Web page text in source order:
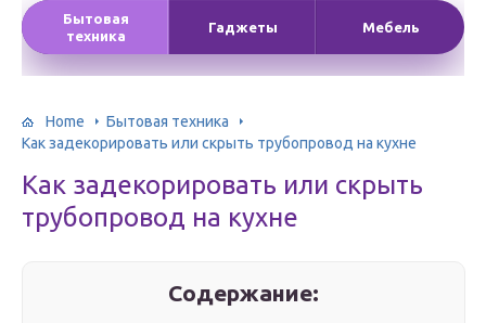
Бытовая
техника
Гаджеты Мебель
Home
Бытовая техника
Как задекорировать или скрыть трубопровод на кухне
Как задекорировать или скрыть
трубопровод на кухне
Содержание: